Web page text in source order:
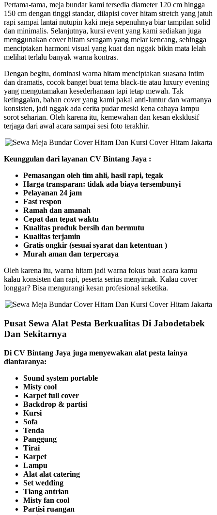
Pertama-tama, meja bundar kami tersedia diameter 120 cm hingga
150 cm dengan tinggi standar, dilapisi cover hitam stretch yang jatuh
rapi sampai lantai nutupin kaki meja sepenuhnya biar tampilan solid
dan minimalis. Selanjutnya, kursi event yang kami sediakan juga
menggunakan cover hitam seragam yang melar kencang, sehingga
menciptakan harmoni visual yang kuat dan nggak bikin mata lelah
melihat terlalu banyak warna kontras.
Dengan begitu, dominasi warna hitam menciptakan suasana intim
dan dramatis, cocok banget buat tema black-tie atau luxury evening
yang mengutamakan kesederhanaan tapi tetap mewah. Tak
ketinggalan, bahan cover yang kami pakai anti-luntur dan warnanya
konsisten, jadi nggak ada cerita pudar meski kena cahaya lampu
sorot seharian. Oleh karena itu, kemewahan dan kesan eksklusif
terjaga dari awal acara sampai sesi foto terakhir.
Keunggulan dari layanan CV Bintang Jaya :
Pemasangan oleh tim ahli, hasil rapi, tegak
Harga transparan: tidak ada biaya tersembunyi
Pelayanan 24 jam
Fast respon
Ramah dan amanah
Cepat dan tepat waktu
Kualitas produk bersih dan bermutu
Kualitas terjamin
Gratis ongkir (sesuai syarat dan ketentuan )
Murah aman dan terpercaya
Oleh karena itu, warna hitam jadi warna fokus buat acara kamu
kalau konsisten dan rapi, peserta serius menyimak. Kalau cover
longgar? Bisa mengurangi kesan profesional seketika.
Pusat Sewa Alat Pesta Berkualitas Di Jabodetabek
Dan Sekitarnya
Di CV Bintang Jaya juga menyewakan alat pesta lainya
diantaranya:
Sound system portable
Misty cool
Karpet full cover
Backdrop & partisi
Kursi
Sofa
Tenda
Panggung
Tirai
Karpet
Lampu
Alat alat catering
Set wedding
Tiang antrian
Misty fan cool
Partisi ruangan